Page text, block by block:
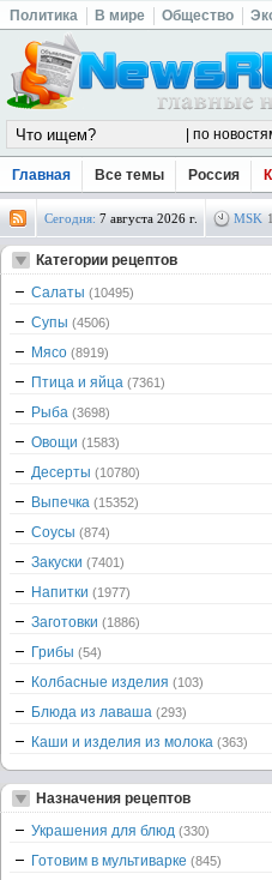
Политика В мире Общество
Главная Все темы Россия
Сегодня: 7 августа 2026 г. MSK
Категории рецептов
Салаты (10495)
Супы (4506)
Мясо (8919)
Птица и яйца (7361)
Рыба (3698)
Овощи (1583)
Десерты (10780)
Выпечка (15352)
Соусы (874)
Закуски (7401)
Напитки (1977)
Заготовки (1886)
Грибы (54)
Колбасные изделия (103)
Блюда из лаваша (293)
Каши и изделия из молока (363)
Назначения рецептов
Украшения для блюд (330)
Готовим в мультиварке (845)